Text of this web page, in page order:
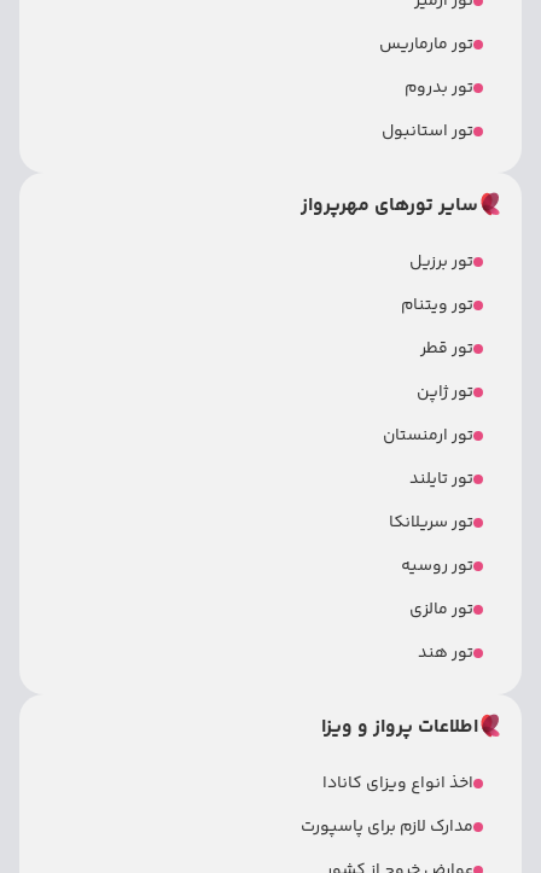
تور مارماریس
تور بدروم
تور استانبول
سایر تورهای مهرپرواز
تور برزیل
تور ویتنام
تور قطر
تور ژاپن
تور ارمنستان
تور تایلند
تور سریلانکا
تور روسیه
تور مالزی
تور هند
اطلاعات پرواز و ویزا
اخذ انواع ویزای کانادا
مدارک لازم برای پاسپورت